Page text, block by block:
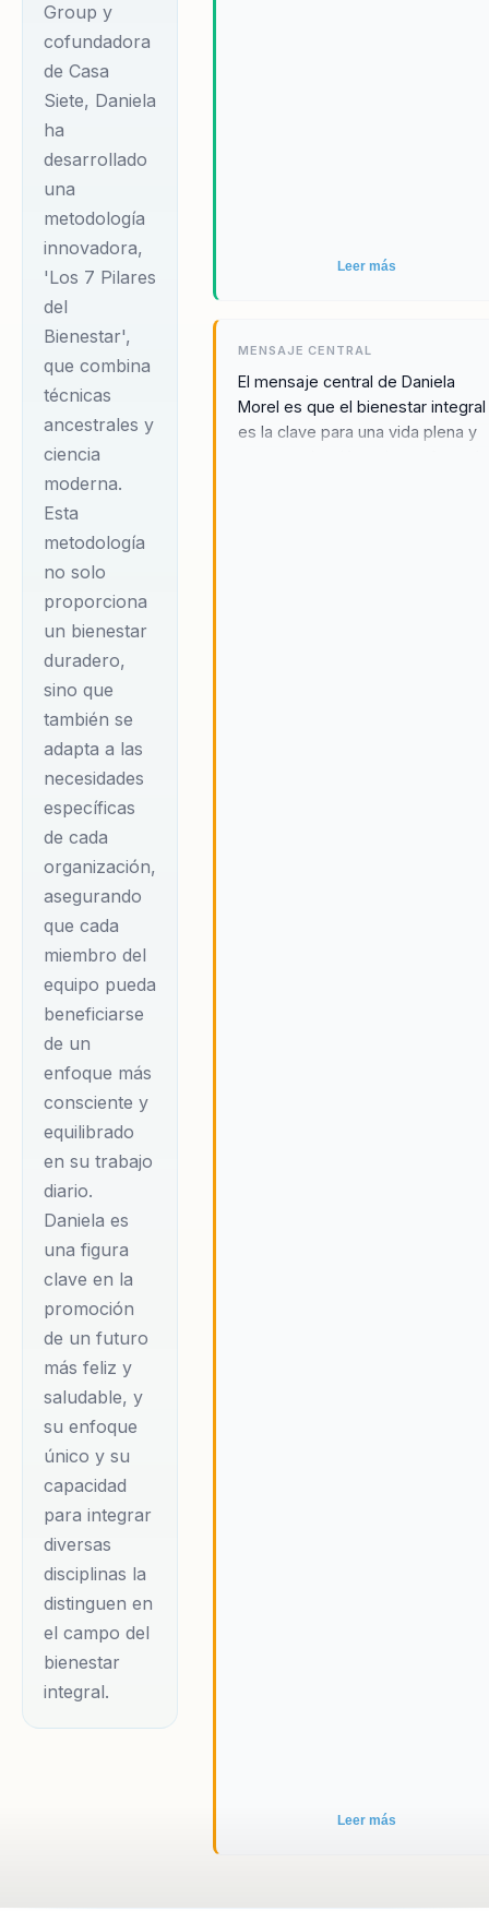
Group y
cofundadora
de Casa
Siete, Daniela
ha
desarrollado
una
metodología
innovadora,
'Los 7 Pilares
del
Bienestar',
que combina
técnicas
ancestrales y
ciencia
moderna.
Esta
metodología
no solo
proporciona
un bienestar
duradero,
sino que
también se
adapta a las
necesidades
específicas
de cada
organización,
asegurando
que cada
miembro del
equipo pueda
beneficiarse
de un
enfoque más
consciente y
equilibrado
en su trabajo
diario.
Daniela es
una figura
clave en la
promoción
de un futuro
más feliz y
saludable, y
su enfoque
único y su
capacidad
para integrar
diversas
disciplinas la
distinguen en
el campo del
bienestar
integral.
Leer más
MENSAJE CENTRAL
El mensaje central de Daniela
Morel es que el bienestar integral
es la clave para una vida plena y
Leer más